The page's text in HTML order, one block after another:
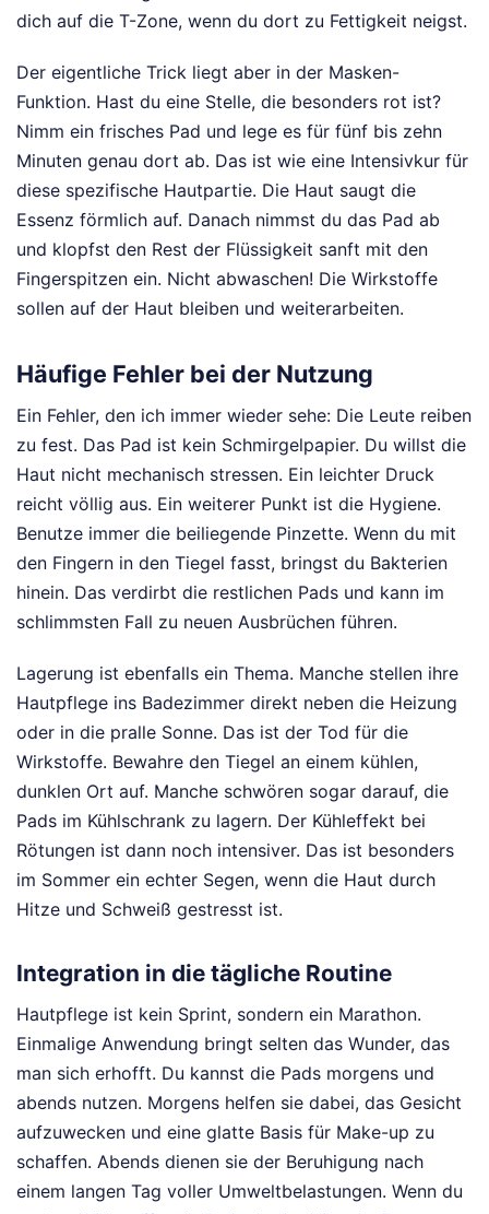
dich auf die T-Zone, wenn du dort zu Fettigkeit neigst.
Der eigentliche Trick liegt aber in der Masken-
Funktion. Hast du eine Stelle, die besonders rot ist?
Nimm ein frisches Pad und lege es für fünf bis zehn
Minuten genau dort ab. Das ist wie eine Intensivkur für
diese spezifische Hautpartie. Die Haut saugt die
Essenz förmlich auf. Danach nimmst du das Pad ab
und klopfst den Rest der Flüssigkeit sanft mit den
Fingerspitzen ein. Nicht abwaschen! Die Wirkstoffe
sollen auf der Haut bleiben und weiterarbeiten.
Häufige Fehler bei der Nutzung
Ein Fehler, den ich immer wieder sehe: Die Leute reiben
zu fest. Das Pad ist kein Schmirgelpapier. Du willst die
Haut nicht mechanisch stressen. Ein leichter Druck
reicht völlig aus. Ein weiterer Punkt ist die Hygiene.
Benutze immer die beiliegende Pinzette. Wenn du mit
den Fingern in den Tiegel fasst, bringst du Bakterien
hinein. Das verdirbt die restlichen Pads und kann im
schlimmsten Fall zu neuen Ausbrüchen führen.
Lagerung ist ebenfalls ein Thema. Manche stellen ihre
Hautpflege ins Badezimmer direkt neben die Heizung
oder in die pralle Sonne. Das ist der Tod für die
Wirkstoffe. Bewahre den Tiegel an einem kühlen,
dunklen Ort auf. Manche schwören sogar darauf, die
Pads im Kühlschrank zu lagern. Der Kühleffekt bei
Rötungen ist dann noch intensiver. Das ist besonders
im Sommer ein echter Segen, wenn die Haut durch
Hitze und Schweiß gestresst ist.
Integration in die tägliche Routine
Hautpflege ist kein Sprint, sondern ein Marathon.
Einmalige Anwendung bringt selten das Wunder, das
man sich erhofft. Du kannst die Pads morgens und
abends nutzen. Morgens helfen sie dabei, das Gesicht
aufzuwecken und eine glatte Basis für Make-up zu
schaffen. Abends dienen sie der Beruhigung nach
einem langen Tag voller Umweltbelastungen. Wenn du